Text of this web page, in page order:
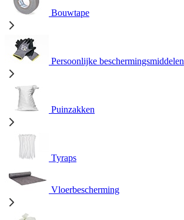
Bouwtape
Persoonlijke beschermingsmiddelen
Puinzakken
Tyraps
Vloerbescherming